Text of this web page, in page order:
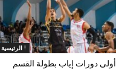
الرئيسية !
أولى دورات إياب بطولة القسم